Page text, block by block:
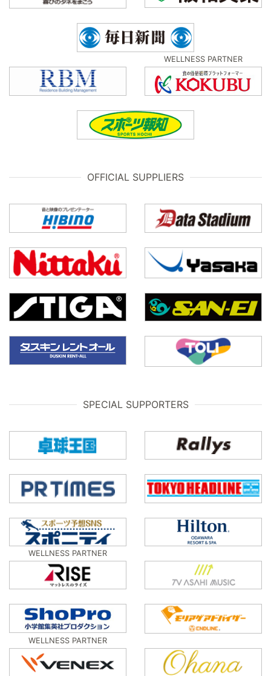
WELLNESS PARTNER
OFFICIAL SUPPLIERS
SPECIAL SUPPORTERS
WELLNESS PARTNER
WELLNESS PARTNER